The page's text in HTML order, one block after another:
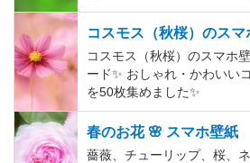
コスモス（秋桜）のスマ
コスモス（秋桜）のスマホ
ード✨️ おしゃれ・かわいい
を50枚集めました✨️
春のお花 🌸 スマホ壁紙
薔薇、チューリップ、桜、